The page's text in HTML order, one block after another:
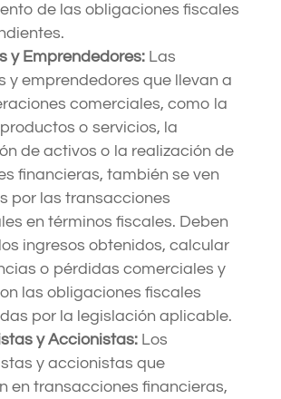
de las obligaciones fiscales
y Emprendedores:Las
y emprendedores que llevan a
comerciales, como la
o servicios, la
de activos o la realización de
financieras, también se ven
por las transacciones
en términos fiscales. Deben
ingresos obtenidos, calcular
o pérdidas comerciales y
las obligaciones fiscales
por la legislación aplicable.
y Accionistas:Los
y accionistas que
en transacciones financieras,